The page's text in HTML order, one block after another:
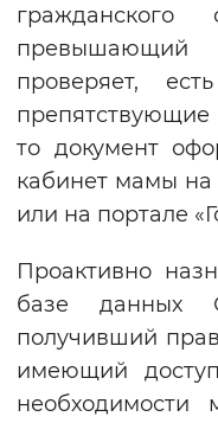
превышающий
проверяет,
препятствующие
то документ
кабинет мамы на
или на портале
Проактивно
базе данных
получивший
имеющий
необходимости